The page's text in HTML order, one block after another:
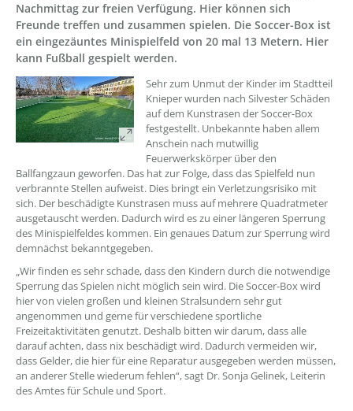
Nachmittag zur freien Verfügung. Hier können sich
Freunde treffen und zusammen spielen. Die Soccer-Box ist
ein eingezäuntes Minispielfeld von 20 mal 13 Metern. Hier
kann Fußball gespielt werden.
??? absaetzeOben[1]/titel ???
Sehr zum Unmut der Kinder im Stadtteil
Knieper wurden nach Silvester Schäden
auf dem Kunstrasen der Soccer-Box
festgestellt. Unbekannte haben allem
Anschein nach mutwillig
Feuerwerkskörper über den
Ballfangzaun geworfen. Das hat zur Folge, dass das Spielfeld nun
verbrannte Stellen aufweist. Dies bringt ein Verletzungsrisiko mit
sich. Der beschädigte Kunstrasen muss auf mehrere Quadratmeter
ausgetauscht werden. Dadurch wird es zu einer längeren Sperrung
des Minispielfeldes kommen. Ein genaues Datum zur Sperrung wird
demnächst bekanntgegeben.
„Wir finden es sehr schade, dass den Kindern durch die notwendige
Sperrung das Spielen nicht möglich sein wird. Die Soccer-Box wird
hier von vielen großen und kleinen Stralsundern sehr gut
angenommen und gerne für verschiedene sportliche
Freizeitaktivitäten genutzt. Deshalb bitten wir darum, dass alle
darauf achten, dass nix beschädigt wird. Dadurch vermeiden wir,
dass Gelder, die hier für eine Reparatur ausgegeben werden müssen,
an anderer Stelle wiederum fehlen“, sagt Dr. Sonja Gelinek, Leiterin
des Amtes für Schule und Sport.